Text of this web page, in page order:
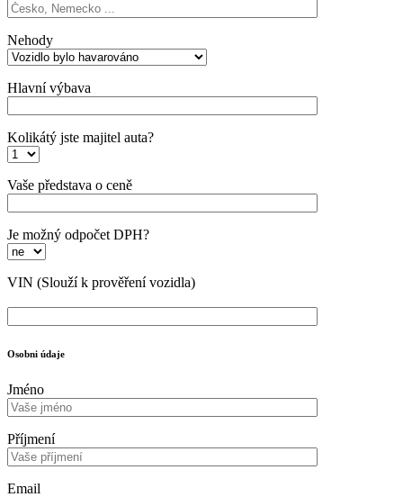
Nehody
Hlavní výbava
Kolikátý jste majitel auta?
Vaše představa o ceně
Je možný odpočet DPH?
VIN (Slouží k prověření vozidla)
Osobni údaje
Jméno
Příjmení
Email